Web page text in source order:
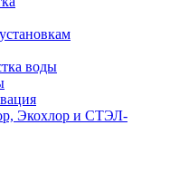
воды
Экохлор и СТЭЛ-